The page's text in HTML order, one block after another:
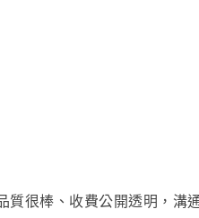
很棒、收費公開透明，溝